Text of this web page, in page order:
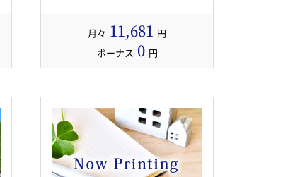
月々 11,681 円
ボーナス 0 円